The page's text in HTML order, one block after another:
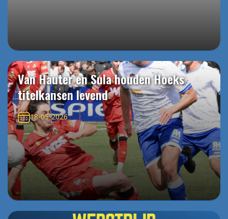
Van Hauter en Sula houden Hoeks
titelkansen levend
18-05-2026